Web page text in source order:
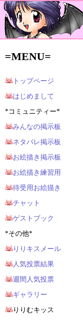
=MENU=
トップページ
はじめまして
*コミュニティー*
みんなの掲示板
ネタバレ掲示板
お絵描き掲示板
お絵描き練習用
待受用お絵描き
チャット
ゲストブック
*その他*
りりキスメール
人気投票結果
週間人気投票
ギャラリー
りりむキッス